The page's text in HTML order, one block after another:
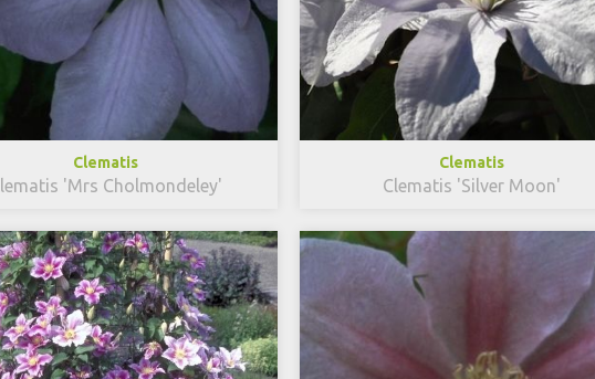
Clematis
'Mrs Cholmondeley'
Clematis
Clematis 'Silver Moon'